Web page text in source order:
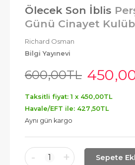
Ölecek Son İblis
Günü Cinayet
Richard Osman
Bilgi Yayınevi
600,00TL 450
Taksitli fiyat: 1 x 450,00TL
Havale/EFT ile: 427 ,50TL
Aynı gün kargo
- 1 + Sepete